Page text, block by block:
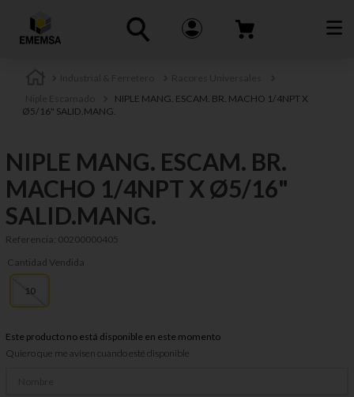
NIPLE MANG. ESCAM. BR. MACHO 1/4NPT X
Ø5/16" SALID.MANG.
NIPLE MANG. ESCAM. BR.
MACHO 1/4NPT X Ø5/16"
SALID.MANG.
Referencia: 00200000405
Cantidad Vendida
10
Este producto no está disponible en este momento
Quiero que me avisen cuando esté disponible